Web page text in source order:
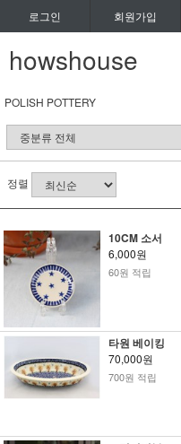
로그인 회원가입
howshouse
POLISH POTTERY
정렬
10CM 소서
6,000원
60원 적립
타원 베이킹
70,000원
700원 적립